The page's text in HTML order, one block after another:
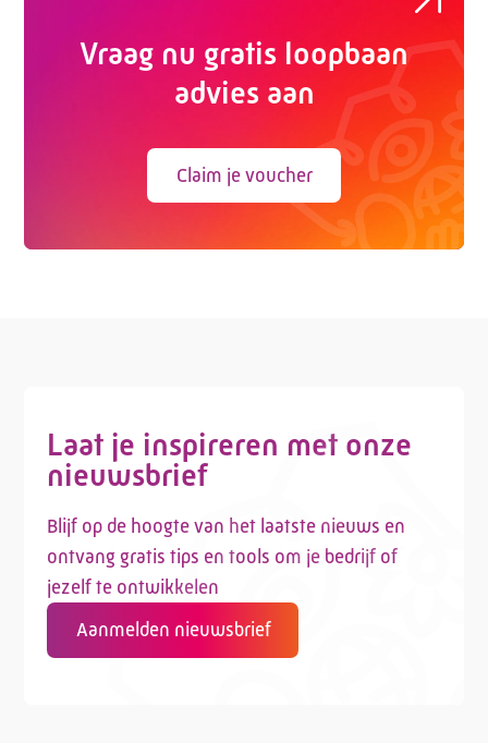
Contactformulier
Vraag nu gratis loopbaan
advies aan
Claim je voucher
Laat je inspireren met onze
nieuwsbrief
Blijf op de hoogte van het laatste nieuws en
ontvang gratis tips en tools om je bedrijf of
jezelf te ontwikkelen
Aanmelden nieuwsbrief